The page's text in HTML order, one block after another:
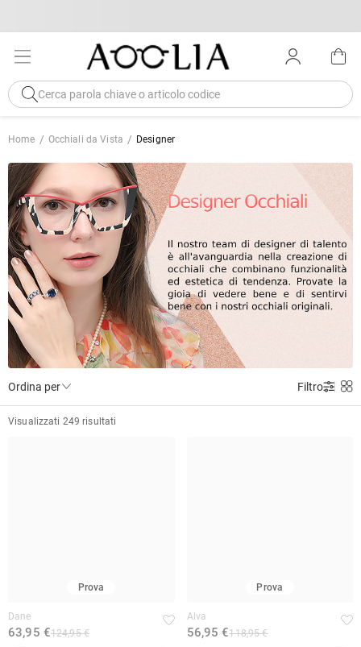
Home Occhiali da Vista Designer
Ordina per Filtro
Visualizzati 249 risultati
Prova
Dane
63,95 €124,95 €
Prova
Alva
56,95 €118,95 €